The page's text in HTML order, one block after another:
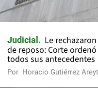
Judicial
Le
de reposo: Corte
todos sus antecedentes
Por Horacio Gutiérrez